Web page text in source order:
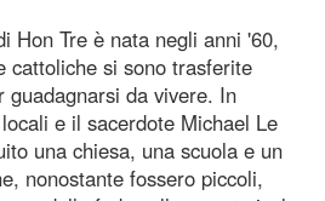
Hon Tre è nata negli anni '60,
cattoliche si sono trasferite
guadagnarsi da vivere. In
e il sacerdote Michael Le
una chiesa, una scuola e un
nonostante fossero piccoli,